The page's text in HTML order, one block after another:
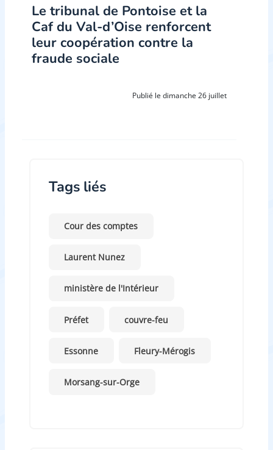
Le tribunal de Pontoise et la
Caf du Val-d’Oise renforcent
leur coopération contre la
fraude sociale
Publié le dimanche 26 juillet
Tags liés
Cour des comptes
Laurent Nunez
ministère de l'Intérieur
Préfet couvre-feu
Essonne Fleury-Mérogis
Morsang-sur-Orge